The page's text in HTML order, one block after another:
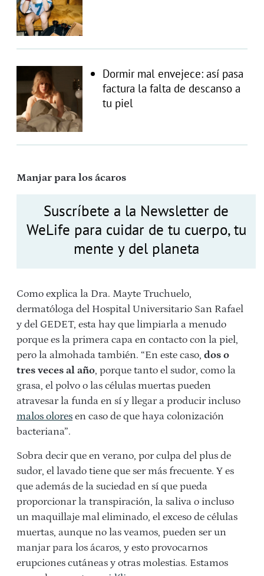
Dormir mal envejece: así pasa
factura la falta de descanso a
tu piel
Manjar para los ácaros
Suscríbete a la Newsletter de
WeLife para cuidar de tu cuerpo, tu
mente y del planeta
Como explica la Dra. Mayte Truchuelo,
dermatóloga del Hospital Universitario San Rafael
y del GEDET, esta hay que limpiarla a menudo
porque es la primera capa en contacto con la piel,
pero la almohada también. “En este caso, dos o
tres veces al año, porque tanto el sudor, como la
grasa, el polvo o las células muertas pueden
atravesar la funda en sí y llegar a producir incluso
malos olores en caso de que haya colonización
bacteriana”.
Sobra decir que en verano, por culpa del plus de
sudor, el lavado tiene que ser más frecuente. Y es
que además de la suciedad en sí que pueda
proporcionar la transpiración, la saliva o incluso
un maquillaje mal eliminado, el exceso de células
muertas, aunque no las veamos, pueden ser un
manjar para los ácaros, y esto provocarnos
erupciones cutáneas y otras molestias. Estamos